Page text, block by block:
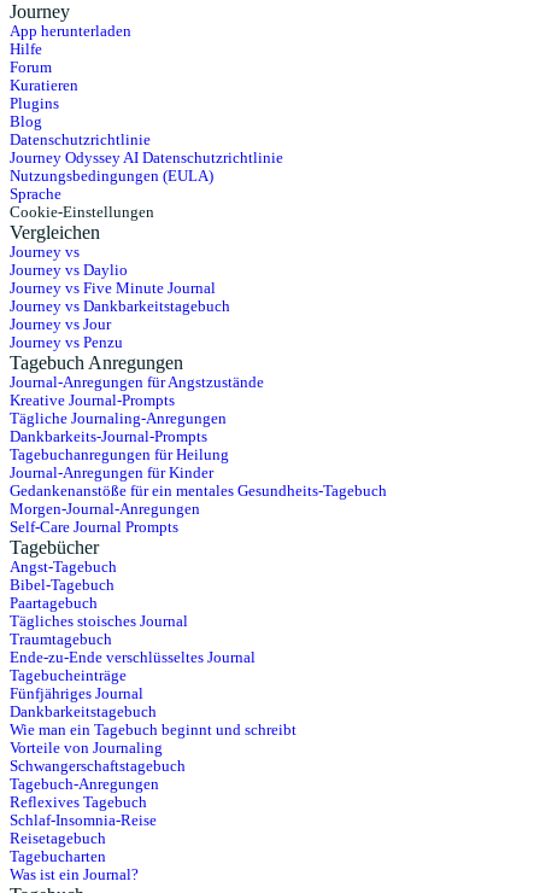
Journey
App herunterladen
Hilfe
Forum
Kuratieren
Plugins
Blog
Datenschutzrichtlinie
Journey Odyssey AI Datenschutzrichtlinie
Nutzungsbedingungen (EULA)
Sprache
Cookie-Einstellungen
Vergleichen
Journey vs
Journey vs Daylio
Journey vs Five Minute Journal
Journey vs Dankbarkeitstagebuch
Journey vs Jour
Journey vs Penzu
Tagebuch Anregungen
Journal-Anregungen für Angstzustände
Kreative Journal-Prompts
Tägliche Journaling-Anregungen
Dankbarkeits-Journal-Prompts
Tagebuchanregungen für Heilung
Journal-Anregungen für Kinder
Gedankenanstöße für ein mentales Gesundheits-Tagebuch
Morgen-Journal-Anregungen
Self-Care Journal Prompts
Tagebücher
Angst-Tagebuch
Bibel-Tagebuch
Paartagebuch
Tägliches stoisches Journal
Traumtagebuch
Ende-zu-Ende verschlüsseltes Journal
Tagebucheinträge
Fünfjähriges Journal
Dankbarkeitstagebuch
Wie man ein Tagebuch beginnt und schreibt
Vorteile von Journaling
Schwangerschaftstagebuch
Tagebuch-Anregungen
Reflexives Tagebuch
Schlaf-Insomnia-Reise
Reisetagebuch
Tagebucharten
Was ist ein Journal?